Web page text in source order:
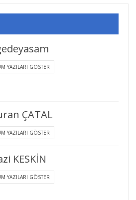
YAZILARI GÖSTER
ÇATAL
YAZILARI GÖSTER
KESKİN
YAZILARI GÖSTER